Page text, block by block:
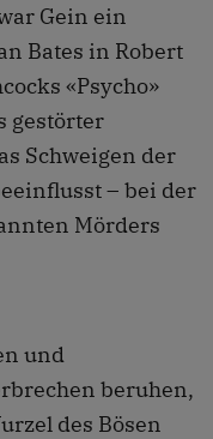
Gein ein
Bates in Robert
«Psycho»
gestörter
Schweigen der
– bei der
Mörders
und
beruhen,
des Bösen